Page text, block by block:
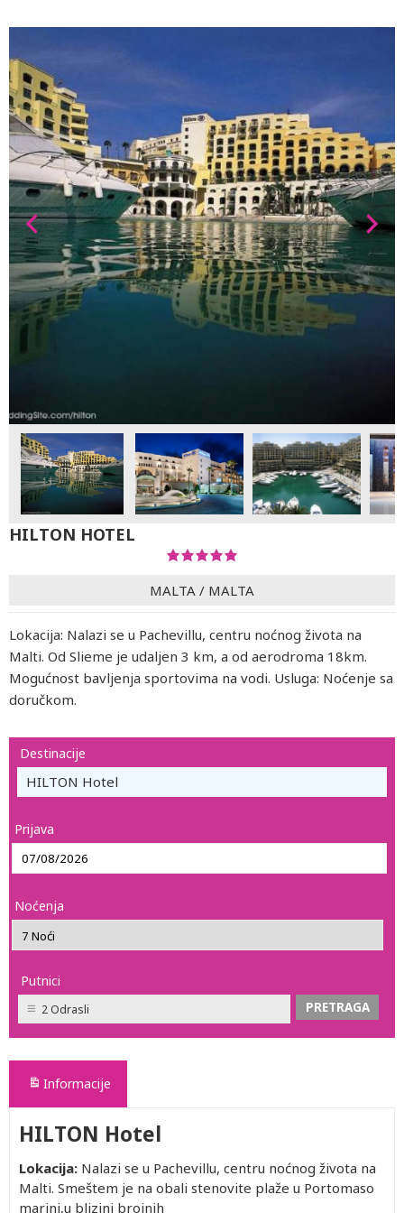
HILTON HOTEL
MALTA / MALTA
Lokacija: Nalazi se u Pachevillu, centru noćnog života na
Malti. Od Slieme je udaljen 3 km, a od aerodroma 18km.
Mogućnost bavljenja sportovima na vodi. Usluga: Noćenje sa
doručkom.
Destinacije
HILTON Hotel
Prijava
Noćenja
Putnici
2 Odrasli
Informacije
HILTON Hotel
Lokacija: Nalazi se u Pachevillu, centru noćnog života na
Malti. Smeštem je na obali stenovite plaže u Portomaso
marini,u blizini brojnih